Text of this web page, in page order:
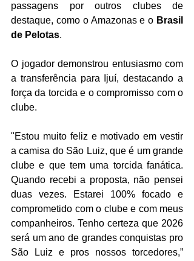
passagens por outros clubes de
destaque, como o Amazonas e o Brasil
de Pelotas.
O jogador demonstrou entusiasmo com
a transferência para Ijuí, destacando a
força da torcida e o compromisso com o
clube.
"Estou muito feliz e motivado em vestir
a camisa do São Luiz, que é um grande
clube e que tem uma torcida fanática.
Quando recebi a proposta, não pensei
duas vezes. Estarei 100% focado e
comprometido com o clube e com meus
companheiros. Tenho certeza que 2026
será um ano de grandes conquistas pro
São Luiz e pros nossos torcedores,”